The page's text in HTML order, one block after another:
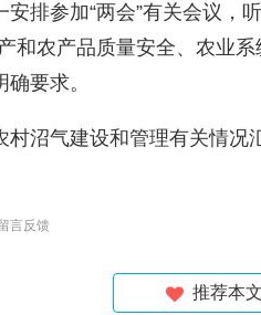
排参加“两会”有关会议，
和农产品质量安全、农业
要求。
村沼气建设和管理有关情
言反馈
推荐本